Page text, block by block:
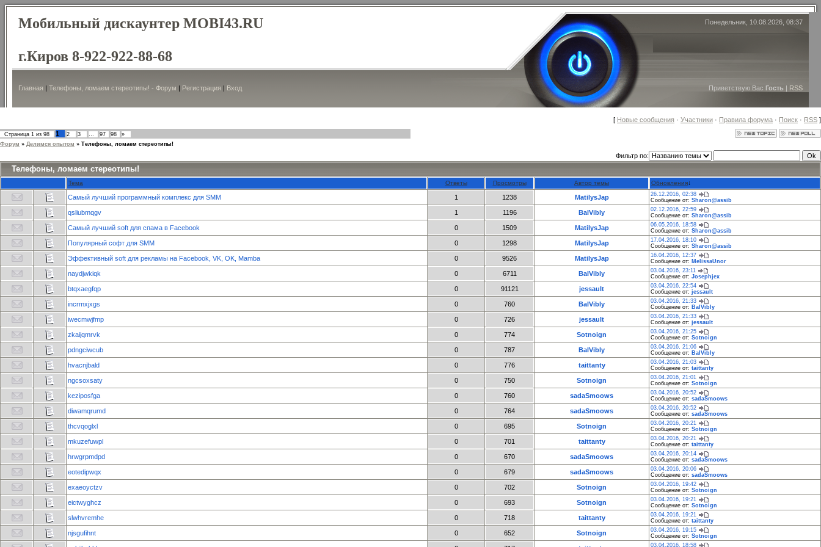
Мобильный дискаунтер MOBI43.RU
г.Киров 8-922-922-88-68
Понедельник, 10.08.2026, 08:37
Главная | Телефоны, ломаем стереотипы! - Форум | Регистрация | Вход Приветствую Вас Гость | RSS
[ Новые сообщения · Участники · Правила форума · Поиск · RSS ]
Страница 1 из 98 1 2 3 … 97 98
»
Форум » Делимся опытом » Телефоны, ломаем стереотипы!
Фильтр по:
Телефоны, ломаем стереотипы!
Тема Ответы Просмотры Автор темы Обновления↓
Самый лучший программный комплекс для SMM 1 1238 MatilysJap
26.12.2016, 02:38
Сообщение от: Sharon@assib
qsliubmqgv 1 1196 BalVibly
02.12.2016, 22:59
Сообщение от: Sharon@assib
Самый лучший soft для спама в Facebook 0 1509 MatilysJap
06.05.2016, 18:58
Сообщение от: Sharon@assib
Популярный софт для SMM 0 1298 MatilysJap
17.04.2016, 18:10
Сообщение от: Sharon@assib
Эффективный soft для рекламы на Facebook, VK, OK, Mamba 0 9526 MatilysJap
16.04.2016, 12:37
Сообщение от: MelissaUnor
naydjwkiqk 0 6711 BalVibly
03.04.2016, 23:11
Сообщение от: Josephjex
btqxaegfqp 0 91121 jessault
03.04.2016, 22:54
Сообщение от: jessault
incrmxjxgs 0 760 BalVibly
03.04.2016, 21:33
Сообщение от: BalVibly
iwecmwjfmp 0 726 jessault
03.04.2016, 21:33
Сообщение от: jessault
zkaijqmrvk 0 774 Sotnoign
03.04.2016, 21:25
Сообщение от: Sotnoign
pdngciwcub 0 787 BalVibly
03.04.2016, 21:06
Сообщение от: BalVibly
hvacnjbald 0 776 taittanty
03.04.2016, 21:03
Сообщение от: taittanty
ngcsoxsaty 0 750 Sotnoign
03.04.2016, 21:01
Сообщение от: Sotnoign
keziposfga 0 760 sadaSmoows
03.04.2016, 20:52
Сообщение от: sadaSmoows
diwamqrumd 0 764 sadaSmoows
03.04.2016, 20:52
Сообщение от: sadaSmoows
thcvqoglxl 0 695 Sotnoign
03.04.2016, 20:21
Сообщение от: Sotnoign
mkuzefuwpl 0 701 taittanty
03.04.2016, 20:21
Сообщение от: taittanty
hrwgrpmdpd 0 670 sadaSmoows
03.04.2016, 20:14
Сообщение от: sadaSmoows
eotedipwqx 0 679 sadaSmoows
03.04.2016, 20:06
Сообщение от: sadaSmoows
exaeoyctzv 0 702 Sotnoign
03.04.2016, 19:42
Сообщение от: Sotnoign
eictwyghcz 0 693 Sotnoign
03.04.2016, 19:21
Сообщение от: Sotnoign
slwhvremhe 0 718 taittanty
03.04.2016, 19:21
Сообщение от: taittanty
njsgufihnt 0 652 Sotnoign
03.04.2016, 19:15
Сообщение от: Sotnoign
03.04.2016, 18:58